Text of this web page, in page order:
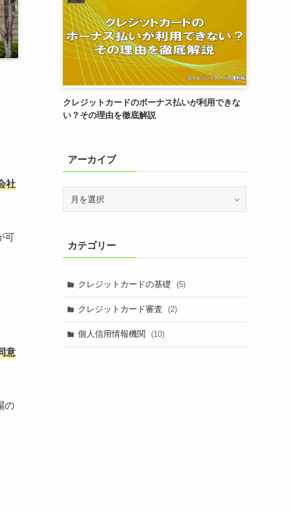
社
可
意
の
クレジットカードのボーナス払いが利用できな
い？その理由を徹底解説
アーカイブ
ブカテゴリー
クレジットカードの基礎 (5)
クレジットカード審査 (2)
個人信用情報機関 (10)